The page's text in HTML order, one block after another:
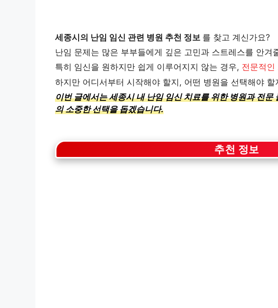
세종시의 난임 임신 관련 병원 추천 정보 를 찾고 계신가요?
난임 문제는 많은 부부들에게 깊은 고민과 스트레스를 안겨
특히 임신을 원하지만 쉽게 이루어지지 않는 경우, 전문적인
하지만 어디서부터 시작해야 할지, 어떤 병원을 선택해야
이번 글에서는 세종시 내 난임 임신 치료를 위한 병원과 전
의 소중한 선택을 돕겠습니다.
추천 정보